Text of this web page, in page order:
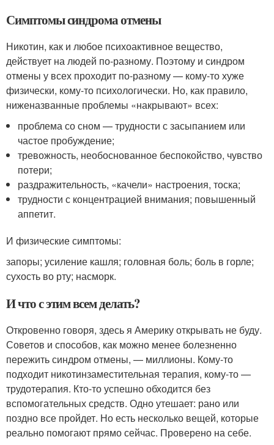
Симптомы синдрома отмены
Никотин, как и любое психоактивное вещество,
действует на людей по-разному. Поэтому и синдром
отмены у всех проходит по-разному — кому-то хуже
физически, кому-то психологически. Но, как правило,
ниженазванные проблемы «накрывают» всех:
проблема со сном — трудности с засыпанием или
частое пробуждение;
тревожность, необоснованное беспокойство, чувство
потери;
раздражительность, «качели» настроения, тоска;
трудности с концентрацией внимания; повышенный
аппетит.
И физические симптомы:
запоры; усиление кашля; головная боль; боль в горле;
сухость во рту; насморк.
И что с этим всем делать?
Откровенно говоря, здесь я Америку открывать не буду.
Советов и способов, как можно менее болезненно
пережить синдром отмены, — миллионы. Кому-то
подходит никотинзаместительная терапия, кому-то —
трудотерапия. Кто-то успешно обходится без
вспомогательных средств. Одно утешает: рано или
поздно все пройдет. Но есть несколько вещей, которые
реально помогают прямо сейчас. Проверено на себе.